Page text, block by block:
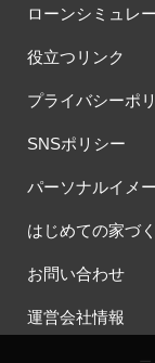
ローンシミュレ
役立つリンク
プライバシーポ
SNSポリシー
パーソナルイメ
はじめての家づ
お問い合わせ
運営会社情報